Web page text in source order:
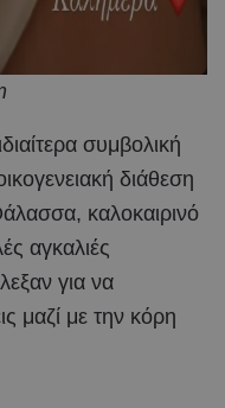
συμβολική
διάθεση
καλοκαιρινό
αγκαλιές
για να
μαζί με την κόρη